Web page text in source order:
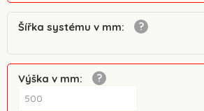
Šířka systému v mm:
Výška v mm: